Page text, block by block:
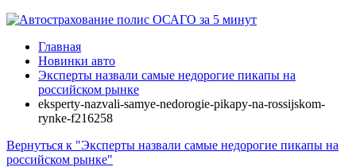
Главная
Новинки авто
Эксперты назвали самые недорогие пикапы на
российском рынке
eksperty-nazvali-samye-nedorogie-pikapy-na-rossijskom-
rynke-f216258
Вернуться к "Эксперты назвали самые недорогие пикапы на
российском рынке"